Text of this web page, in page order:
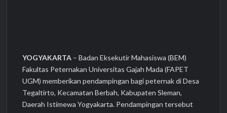
YOGYAKARTA – Badan Eksekutir Mahasiswa (BEM)
Fakultas Peternakan Universitas Gajah Mada (FAPET
UGM) memberikan pendampingan bagi peternak di Desa
Tegaltirto, Kecamatan Berbah, Kabupaten Sleman,
Daerah Istimewa Yogyakarta. Pendampingan tersebut